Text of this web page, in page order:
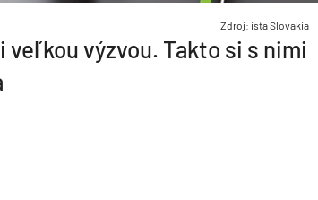
Zdroj: ista Slovakia
výzvou. Takto si s nimi